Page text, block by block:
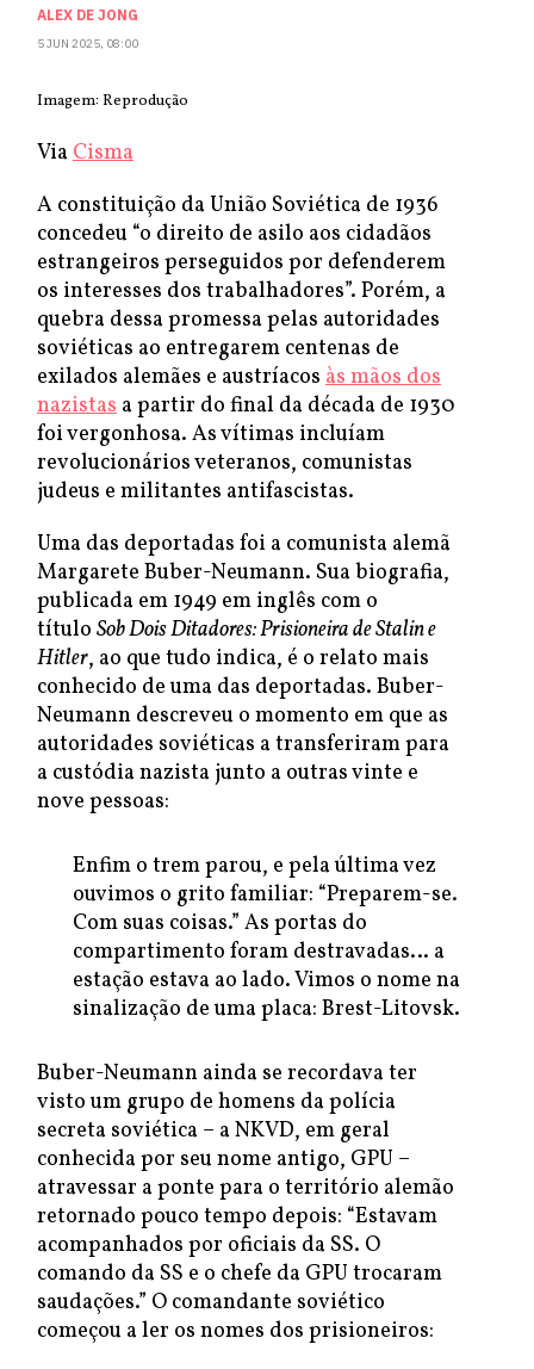
ALEX DE JONG
5 JUN 2025, 08:00
Imagem: Reprodução
Via Cisma
A constituição da União Soviética de 1936
concedeu “o direito de asilo aos cidadãos
estrangeiros perseguidos por defenderem
os interesses dos trabalhadores”. Porém, a
quebra dessa promessa pelas autoridades
soviéticas ao entregarem centenas de
exilados alemães e austríacos às mãos dos
nazistas a partir do final da década de 1930
foi vergonhosa. As vítimas incluíam
revolucionários veteranos, comunistas
judeus e militantes antifascistas.
Uma das deportadas foi a comunista alemã
Margarete Buber-Neumann. Sua biografia,
publicada em 1949 em inglês com o
título Sob Dois Ditadores: Prisioneira de Stalin e
Hitler, ao que tudo indica, é o relato mais
conhecido de uma das deportadas. Buber-
Neumann descreveu o momento em que as
autoridades soviéticas a transferiram para
a custódia nazista junto a outras vinte e
nove pessoas:
Enfim o trem parou, e pela última vez
ouvimos o grito familiar: “Preparem-se.
Com suas coisas.” As portas do
compartimento foram destravadas… a
estação estava ao lado. Vimos o nome na
sinalização de uma placa: Brest-Litovsk.
Buber-Neumann ainda se recordava ter
visto um grupo de homens da polícia
secreta soviética – a NKVD, em geral
conhecida por seu nome antigo, GPU –
atravessar a ponte para o território alemão
retornado pouco tempo depois: “Estavam
acompanhados por oficiais da SS. O
comando da SS e o chefe da GPU trocaram
saudações.” O comandante soviético
começou a ler os nomes dos prisioneiros: